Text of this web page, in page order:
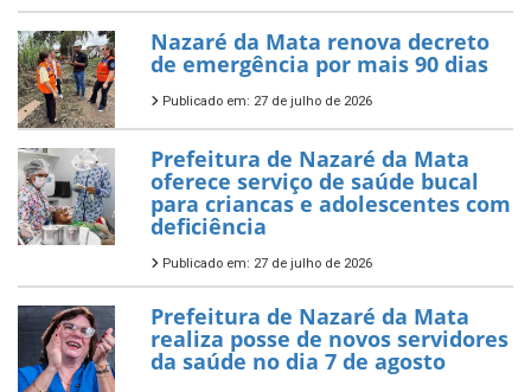
Nazaré da Mata renova decreto
de emergência por mais 90 dias
Publicado em: 27 de julho de 2026
Prefeitura de Nazaré da Mata
oferece serviço de saúde bucal
para criancas e adolescentes com
deficiência
Publicado em: 27 de julho de 2026
Prefeitura de Nazaré da Mata
realiza posse de novos servidores
da saúde no dia 7 de agosto